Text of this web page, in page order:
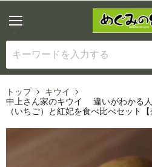
ニ
ュ
ー
トップ
キウイ
中上さん家のキウイ 違いがわかる
（いちご）と紅妃を食べ比べセット【